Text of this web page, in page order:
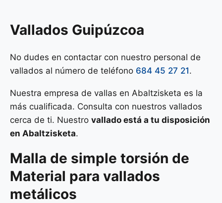
Vallados Guipúzcoa
No dudes en contactar con nuestro personal de
vallados al número de teléfono 684 45 27 21.
Nuestra empresa de vallas en Abaltzisketa es la
más cualificada. Consulta con nuestros vallados
cerca de ti. Nuestro vallado está a tu disposición
en Abaltzisketa.
Malla de simple torsión de
Material para vallados
metálicos